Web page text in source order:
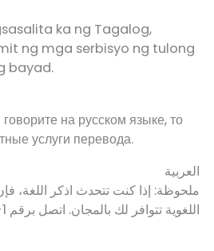
ka ng Tagalog,
ng mga serbisyo ng tulong
bayad.
на русском языке, то
услуги перевода.
العربية
ملحوظة: إذا كنت تتحدث اذكر اللغة،
اللغوية تتوافر لك بالمجان. اتصل برقم 1-.